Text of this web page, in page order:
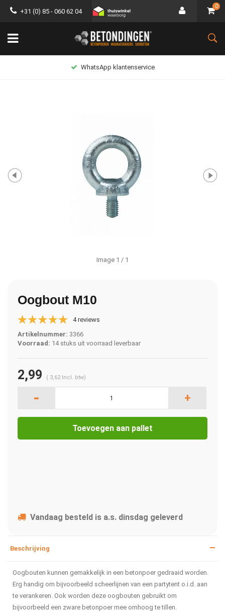
+31 (0) 85 - 060 62 04
0
WhatsApp klantenservice
Image 1 / 1
Oogbout M10
4 reviews
Artikelnummer: 3366
Voorraad: 14 stuks uit voorraad leverbaar
2,99 ( 3,62 Incl. btw)
- +
Toevoegen aan pallet
Vandaag besteld is a.s. dinsdag geleverd
Beschrijving
Oogbouten kunnen gemakkelijk in een betonpoer gedraaid worden.
Erg handig om bijvoorbeeld scheerlijnen van een partytent o.i.d. aan
te verankeren. Ook worden deze oogbouten gebruikt om
bijvoorbeeld een zware betonpoer mee omhoog te tillen.